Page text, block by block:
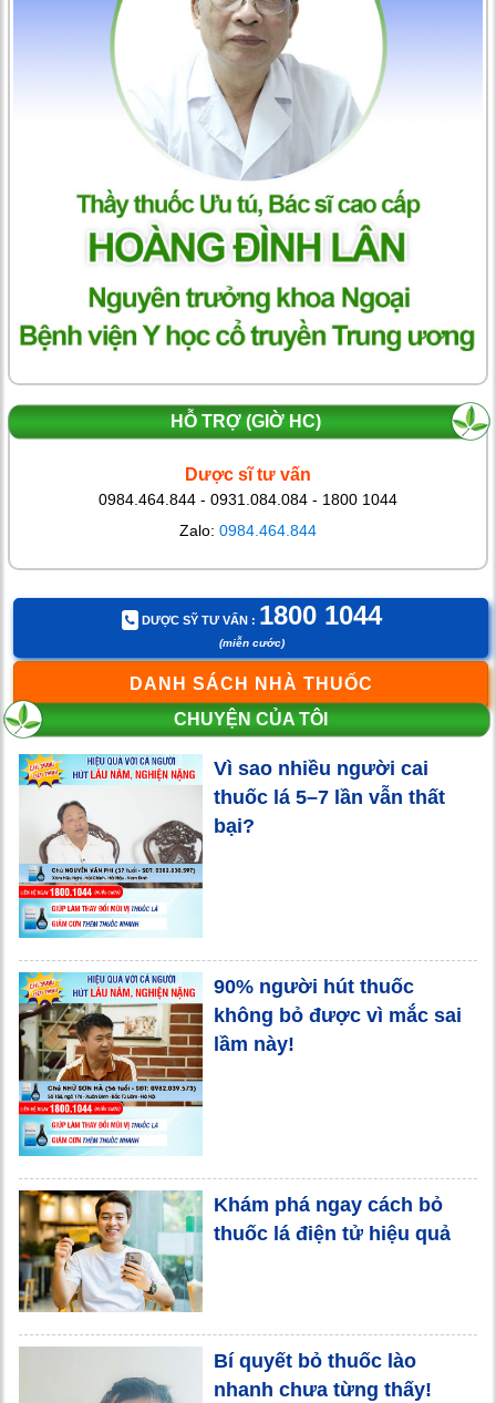
HỖ TRỢ (GIỜ HC)
Dược sĩ tư vấn
0984.464.844 - 0931.084.084 - 1800 1044
Zalo: 0984.464.844
DƯỢC SỸ TƯ VẤN : 1800 1044
(miễn cước)
DANH SÁCH NHÀ THUỐC
CHUYỆN CỦA TÔI
Vì sao nhiều người cai
thuốc lá 5–7 lần vẫn thất
bại?
90% người hút thuốc
không bỏ được vì mắc sai
lầm này!
Khám phá ngay cách bỏ
thuốc lá điện tử hiệu quả
Bí quyết bỏ thuốc lào
nhanh chưa từng thấy!